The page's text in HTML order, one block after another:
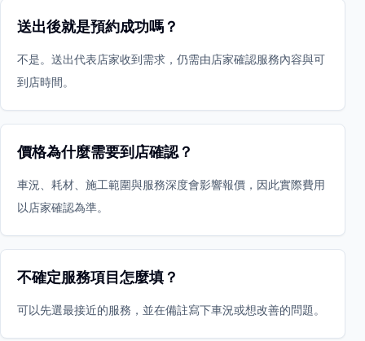
送出後就是預約成功嗎？
不是。送出代表店家收到需求，仍需由店家確認服務內容與可
到店時間。
價格為什麼需要到店確認？
車況、耗材、施工範圍與服務深度會影響報價，因此實際費用
以店家確認為準。
不確定服務項目怎麼填？
可以先選最接近的服務，並在備註寫下車況或想改善的問題。